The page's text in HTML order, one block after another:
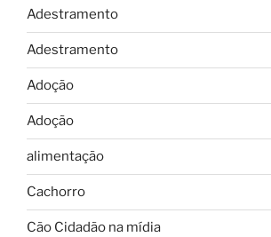
Adestramento
Adestramento
Adoção
Adoção
alimentação
Cachorro
Cão Cidadão na mídia